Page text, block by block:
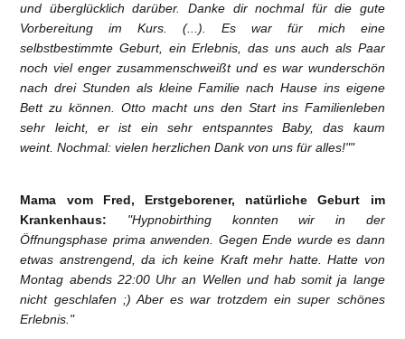
und überglücklich darüber. Danke dir nochmal für die gute
Vorbereitung im Kurs. (...). Es war für mich eine
selbstbestimmte Geburt, ein Erlebnis, das uns auch als Paar
noch viel enger zusammenschweißt und es war wunderschön
nach drei Stunden als kleine Familie nach Hause ins eigene
Bett zu können. Otto macht uns den Start ins Familienleben
sehr leicht, er ist ein sehr entspanntes Baby, das kaum
weint. Nochmal: vielen herzlichen Dank von uns für alles!""
Mama vom Fred, Erstgeborener, natürliche Geburt im
Krankenhaus: "Hypnobirthing konnten wir in der
Öffnungsphase prima anwenden. Gegen Ende wurde es dann
etwas anstrengend, da ich keine Kraft mehr hatte. Hatte von
Montag abends 22:00 Uhr an Wellen und hab somit ja lange
nicht geschlafen ;) Aber es war trotzdem ein super schönes
Erlebnis."